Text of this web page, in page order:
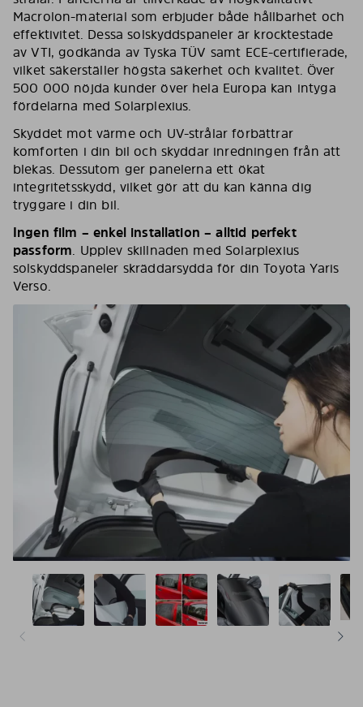
Macrolon-material som erbjuder både hållbarhet och
effektivitet. Dessa solskyddspaneler är krocktestade
av VTI, godkända av Tyska TÜV samt ECE-certifierade,
vilket säkerställer högsta säkerhet och kvalitet. Över
500 000 nöjda kunder över hela Europa kan intyga
fördelarna med Solarplexius.
Skyddet mot värme och UV-strålar förbättrar
komforten i din bil och skyddar inredningen från att
blekas. Dessutom ger panelerna ett ökat
integritetsskydd, vilket gör att du kan känna dig
tryggare i din bil.
Ingen film – enkel installation – alltid perfekt
passform. Upplev skillnaden med Solarplexius
solskyddspaneler skräddarsydda för din Toyota Yaris
Verso.